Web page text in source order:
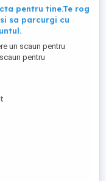
pentru tine.Te rog
sa parcurgi cu
un scaun pentru
pentru
0 a mun Pitesti,cu
cliente.